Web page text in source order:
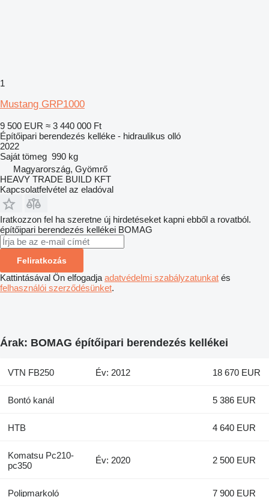
1
Mustang GRP1000
9 500 EUR ≈ 3 440 000 Ft
Építőipari berendezés kelléke - hidraulikus olló
2022
Saját tömeg 990 kg
Magyarország, Gyömrő
HEAVY TRADE BUILD KFT
Kapcsolatfelvétel az eladóval
Iratkozzon fel ha szeretne új hirdetéseket kapni ebből a rovatból.
építőipari berendezés kellékei BOMAG
Feliratkozás
Kattintásával Ön elfogadja adatvédelmi szabályzatunkat és
felhasználói szerződésünket.
Árak: BOMAG építőipari berendezés kellékei
VTN FB250 Év: 2012 18 670 EUR
Bontó kanál 5 386 EUR
HTB 4 640 EUR
Komatsu Pc210-
pc350
Év: 2020 2 500 EUR
Polipmarkoló 7 900 EUR